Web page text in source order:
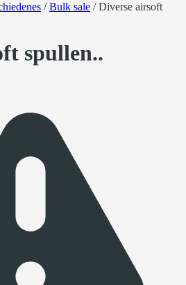
/Bulk sale /Diverse airsoft
spullen..